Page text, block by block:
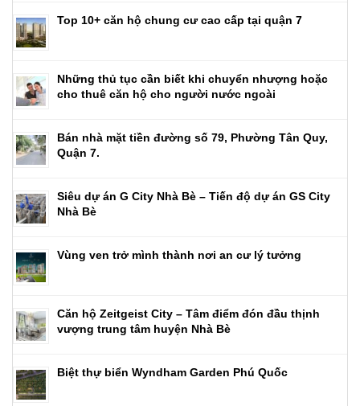
Top 10+ căn hộ chung cư cao cấp tại quận 7
Những thủ tục cần biết khi chuyển nhượng hoặc
cho thuê căn hộ cho người nước ngoài
Bán nhà mặt tiền đường số 79, Phường Tân Quy,
Quận 7.
Siêu dự án G City Nhà Bè – Tiến độ dự án GS City
Nhà Bè
Vùng ven trở mình thành nơi an cư lý tưởng
Căn hộ Zeitgeist City – Tâm điểm đón đầu thịnh
vượng trung tâm huyện Nhà Bè
Biệt thự biển Wyndham Garden Phú Quốc